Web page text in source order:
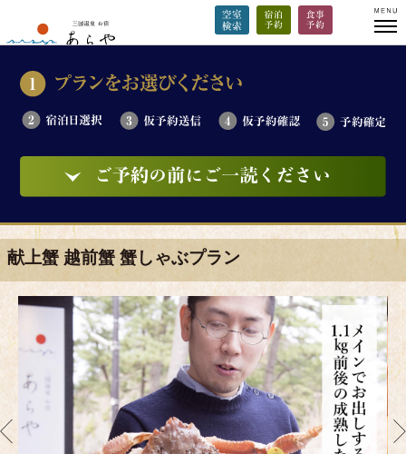
献上蟹 越前蟹 蟹しゃぶプラン